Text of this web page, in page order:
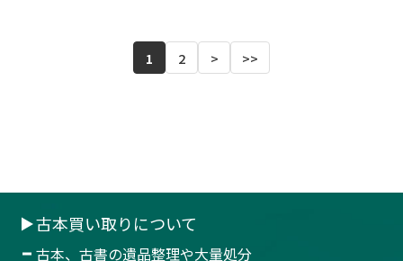
1 2 > >>
古本買い取りについて
古本、古書の遺品整理や大量処分